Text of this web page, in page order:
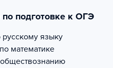
подготовке к ОГЭ
языку
математике